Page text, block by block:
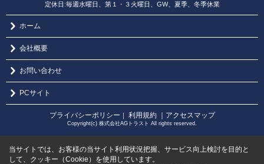
定休日:毎週水曜日、第１・３火曜日、GW、夏季、冬季休業
ホーム
会社概要
お問い合わせ
PCサイト
プライバシーポリシー 利用規約 ｜アクセスマップ
Copyright(c) 株式会社AGトラスト All rights reserved.
当サイトでは、お客様の当サイト利用状況把握、サービス向上検討を目的と
して、クッキー（Cookie）を使用しています。